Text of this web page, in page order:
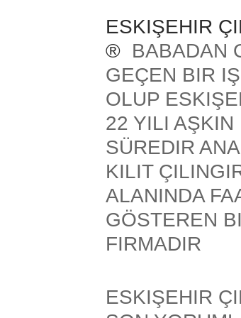
ESKIŞEHIR
® BABADAN
GEÇEN BIR
OLUP
22 YILI AŞKIN
SÜREDIR
KILIT
ALANINDA
GÖSTEREN
FIRMADIR
ESKIŞEHIR